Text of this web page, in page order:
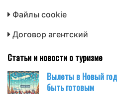
Файлы cookie
Договор агентский
Статьи и новости о туризме
Вылеты в Новый
быть готовым